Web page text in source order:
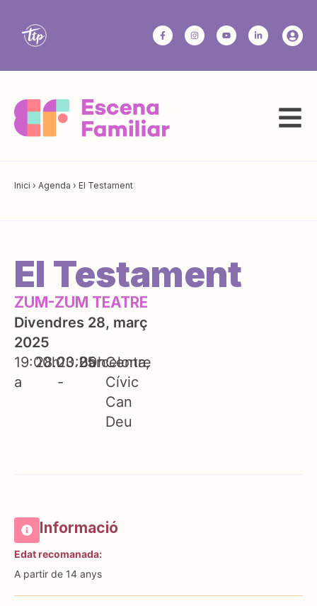
Inici › Agenda › El Testament
El Testament
ZUM-ZUM TEATRE
Divendres 28, març
2025
19:00h
a
28.03.25
20:00h
-
Barcelona
Centre
Cívic
Can
Deu
Informació
Edat recomanada:
A partir de 14 anys